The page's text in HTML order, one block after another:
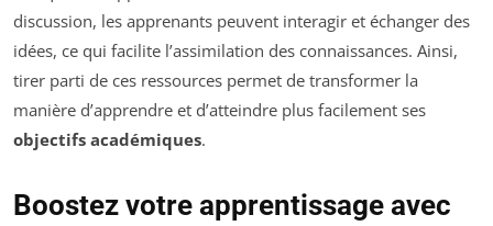
discussion, les apprenants peuvent interagir et échanger des
idées, ce qui facilite l’assimilation des connaissances. Ainsi,
tirer parti de ces ressources permet de transformer la
manière d’apprendre et d’atteindre plus facilement ses
objectifs académiques.
Boostez votre apprentissage avec